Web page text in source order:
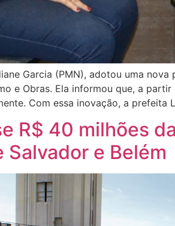
Garcia (PMN), adotou uma
e Obras. Ela informou que, a
Com essa inovação, a prefeita
R$ 40 milhões
e Belém